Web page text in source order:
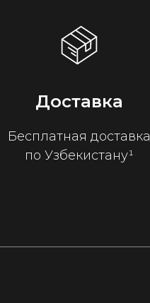
Доставка
Бесплатная доставка
по Узбекистану¹